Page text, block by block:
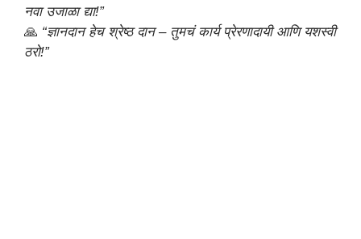
नवा उजाळा द्या!”
🙏 “ज्ञानदान हेच श्रेष्ठ दान – तुमचं कार्य प्रेरणादायी आणि यशस्वी
ठरो!”